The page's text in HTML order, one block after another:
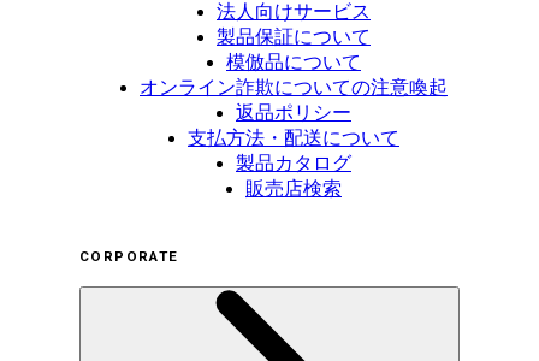
法人向けサービス
製品保証について
模倣品について
オンライン詐欺についての注意喚起
返品ポリシー
支払方法・配送について
製品カタログ
販売店検索
CORPORATE